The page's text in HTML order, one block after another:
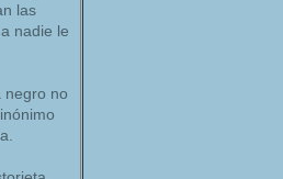
las
nadie le
negro no